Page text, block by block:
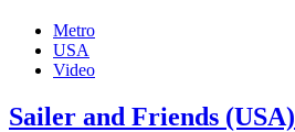
Metro
USA
Video
Sailer and Friends (USA)